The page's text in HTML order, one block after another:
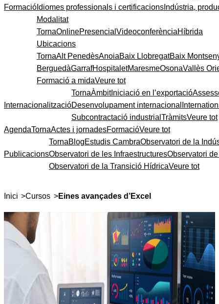
Formació Idiomes professionals i certificacions Indústria,
Modalitat
TornaOnlinePresencial VideoconferènciaHíbrida
Ubicacions
TornaAlt PenedèsAnoiaBaix LlobregatBaix
BerguedàGarrafHospitaletMaresmeOsonaVallès
Formació a midaVeure tot
Internacionalització
TornaÀmbitIniciació en l’exportació
Desenvolupament internacional
Subcontractació industrial TràmitsVeure tot
AgendaTornaActes i jornadesFormacióVeure tot
Publicacions
TornaBlogEstudis CambraObservatori de la
Observatori de les InfraestructuresObservatori
Observatori de la Transició HídricaVeure tot
Inici >Cursos >Eines avançades d’Excel